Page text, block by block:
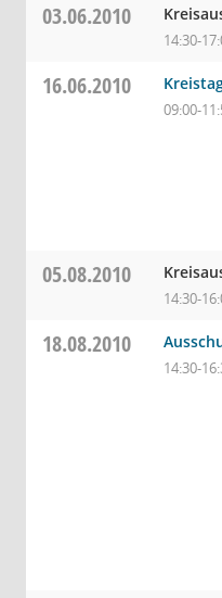
03.06.2010
14:30-
16.06.2010
09:00-
05.08.2010
14:30-
18.08.2010
14:30-